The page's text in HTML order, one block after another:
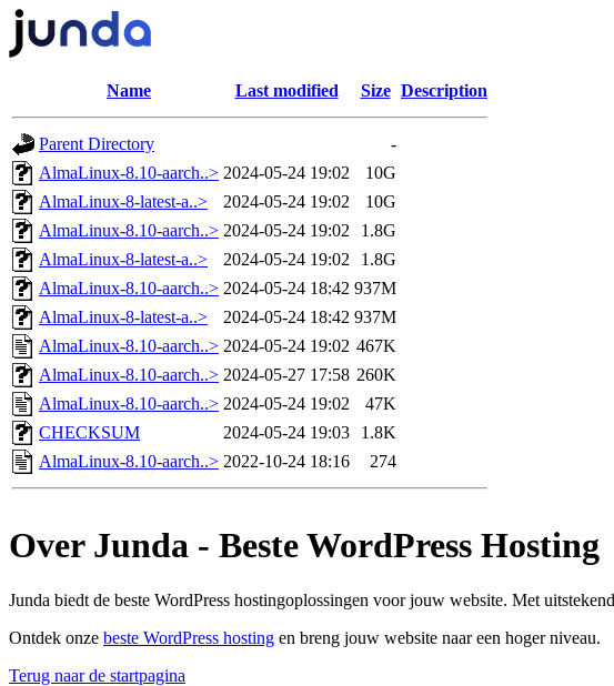
Name Last modified Size Description
Parent Directory
-
AlmaLinux-8.10-aarch..> 2024-05-24 19:02
10G
AlmaLinux-8-latest-a..>
2024-05-24 19:02
10G
AlmaLinux-8.10-aarch..> 2024-05-24 19:02
1.8G
AlmaLinux-8-latest-a..>
2024-05-24 19:02
1.8G
AlmaLinux-8.10-aarch..> 2024-05-24 18:42 937M
AlmaLinux-8-latest-a..>
2024-05-24 18:42 937M
AlmaLinux-8.10-aarch..> 2024-05-24 19:02 467K
AlmaLinux-8.10-aarch..> 2024-05-27 17:58 260K
AlmaLinux-8.10-aarch..> 2024-05-24 19:02
47K
CHECKSUM
2024-05-24 19:03
1.8K
AlmaLinux-8.10-aarch..> 2022-10-24 18:16 274
Over Junda - Beste WordPress Hosting
Junda biedt de beste WordPress hostingoplossingen voor jouw website. Met
Ontdek onze beste WordPress hosting en breng jouw website naar een hoger niveau.
Terug naar de startpagina